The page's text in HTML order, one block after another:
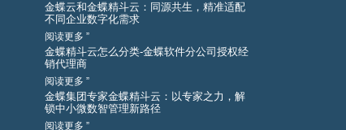
金蝶云和金蝶精斗云：同源共生，精准适配
不同企业数字化需求
阅读更多 ”
金蝶精斗云怎么分类-金蝶软件分公司授权经
销代理商
阅读更多 ”
金蝶集团专家金蝶精斗云：以专家之力，解
锁中小微数智管理新路径
阅读更多 ”